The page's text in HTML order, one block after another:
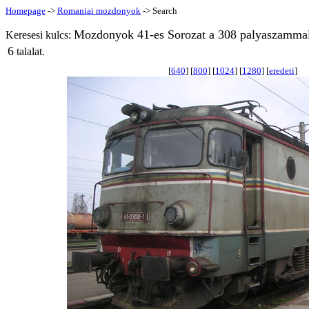
Homepage -> Romaniai mozdonyok -> Search
Keresesi kulcs: Mozdonyok 41-es Sorozat a 308
6 talalat.
[640] [800] [1024] [1280] [eredeti]